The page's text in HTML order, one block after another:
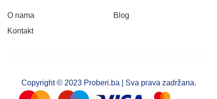
O nama
Blog
Kontakt
Copyright © 2023 Proberi.ba | Sva prava zadržana.